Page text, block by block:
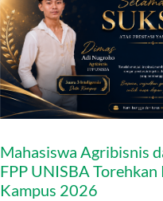
Mahasiswa Agribisnis
FPP UNISBA
Kampus 2026